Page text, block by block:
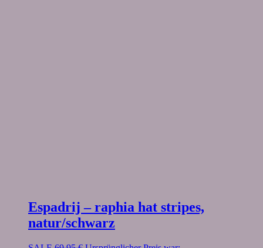
Espadrij – raphia hat stripes,
natur/schwarz